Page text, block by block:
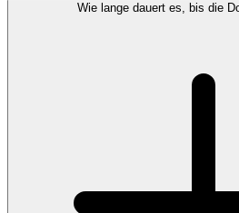
Wie lange dauert es, bis die